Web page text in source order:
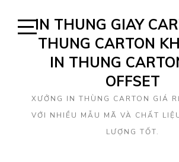
Open
Sidebar
IN THUNG GIAY
THUNG CARTON
IN THUNG
OFFSET
XƯỞNG IN THÙNG CARTON GIÁ
VỚI NHIỀU MẪU MÃ VÀ CHẤT
LƯỢNG TỐT.